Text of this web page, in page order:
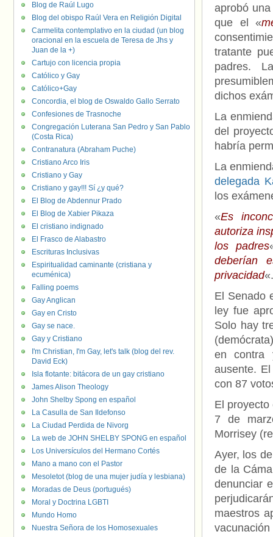
aprobó
que el «
tratante
padres.
dichos
La
del
habría
La
delegada
los
«Es
autoriza
los padres
deberían
privacidad«.
El Senado
ley fue
Solo hay
en contra
ausente.
con 87
El
7 de
Morrisey
Ayer, los
de la
denunciar
maestros
Blog de Raúl Lugo
Blog del obispo Raúl Vera en Religión Digital
Carmelita contemplativo en la ciudad (un blog
oracional en la escuela de Teresa de Jhs y
Juan de la +)
Cartujo con licencia propia
Católico y Gay
Católico+Gay
Concordia, el blog de Oswaldo Gallo Serrato
Confesiones de Trasnoche
Congregación Luterana San Pedro y San Pablo
(Costa Rica)
Contranatura (Abraham Puche)
Cristiano Arco Iris
Cristiano y Gay
Cristiano y gay!!! Sí ¿y qué?
El Blog de Abdennur Prado
El Blog de Xabier Pikaza
El cristiano indignado
El Frasco de Alabastro
Escrituras Inclusivas
Espiritualidad caminante (cristiana y
ecuménica)
Falling poems
Gay Anglican
Gay en Cristo
Gay se nace.
Gay y Cristiano
I'm Christian, I'm Gay, let's talk (blog del rev.
David Eck)
Isla flotante: bitácora de un gay cristiano
James Alison Theology
John Shelby Spong en español
La Casulla de San Ildefonso
La Ciudad Perdida de Nivorg
La web de JOHN SHELBY SPONG en español
Los Universículos del Hermano Cortés
Mano a mano con el Pastor
Mesoletot (blog de una mujer judía y lesbiana)
Moradas de Deus (portugués)
Moral y Doctrina LGBTI
Mundo Homo
Nuestra Señora de los Homosexuales